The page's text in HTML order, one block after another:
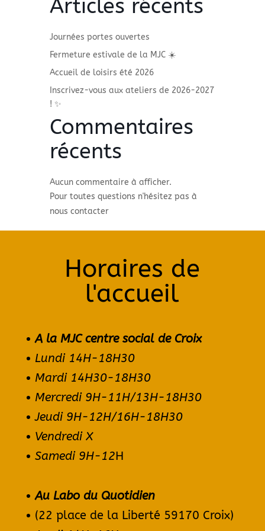
Articles récents
Journées portes ouvertes
Fermeture estivale de la MJC ☀️
Accueil de loisirs été 2026
Inscrivez-vous aux ateliers de 2026-2027
! ✨
Commentaires
récents
Aucun commentaire à afficher.
Pour toutes questions n'hésitez pas à
nous contacter
Horaires de
l'accueil
A la MJC centre social de Croix
Lundi 14H-18H30
Mardi 14H30-18H30
Mercredi 9H-11H/13H-18H30
Jeudi 9H-12H/16H-18H30
Vendredi X
Samedi 9H-12H
Au Labo du Quotidien
(22 place de la Liberté 59170 Croix)